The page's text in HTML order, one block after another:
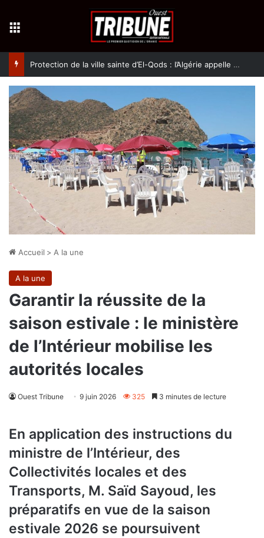
Protection de la ville sainte d’El-Qods : l’Algérie appelle à une action collective
Accueil > A la une
A la une
Garantir la réussite de la
saison estivale : le ministère
de l’Intérieur mobilise les
autorités locales
Ouest Tribune 9 juin 2026 325 3 minutes de lecture
En application des instructions du
ministre de l’Intérieur, des
Collectivités locales et des
Transports, M. Saïd Sayoud, les
préparatifs en vue de la saison
estivale 2026 se poursuivent